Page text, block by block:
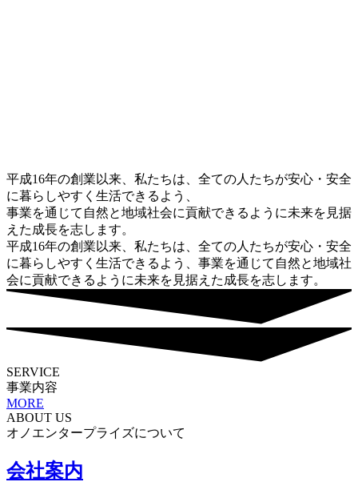
平成16年の創業以来、私たちは、全ての人たちが安心・安全
に暮らしやすく生活できるよう、
事業を通じて自然と地域社会に貢献できるように未来を見据
えた成長を志します。
平成16年の創業以来、私たちは、全ての人たちが安心・安全
に暮らしやすく生活できるよう、事業を通じて自然と地域社
会に貢献できるように未来を見据えた成長を志します。
SERVICE
事業内容
MORE
ABOUT US
オノエンタープライズについて
会社案内